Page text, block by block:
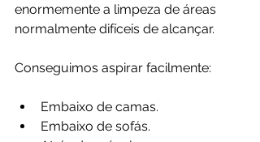
enormemente a limpeza de áreas
normalmente difíceis de alcançar.
Conseguimos aspirar facilmente:
Embaixo de camas.
Embaixo de sofás.